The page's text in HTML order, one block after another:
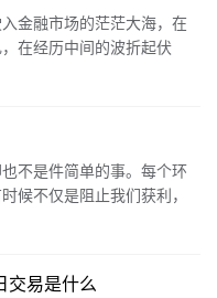
金融市场的茫茫大海，在
在经历中间的波折起伏
求努力拼搏，以优良的业
不是件简单的事。每个环
候不仅是阻止我们获利，
自己 因为做出交易决策、
交易是什么